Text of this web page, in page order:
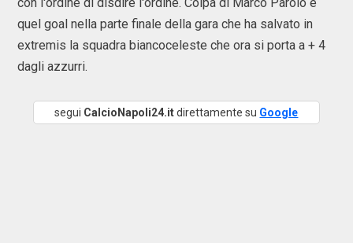
quel goal nella parte finale della gara che ha salvato in
extremis la squadra biancoceleste che ora si porta a + 4
dagli azzurri.
segui CalcioNapoli24.itdirettamente su Google